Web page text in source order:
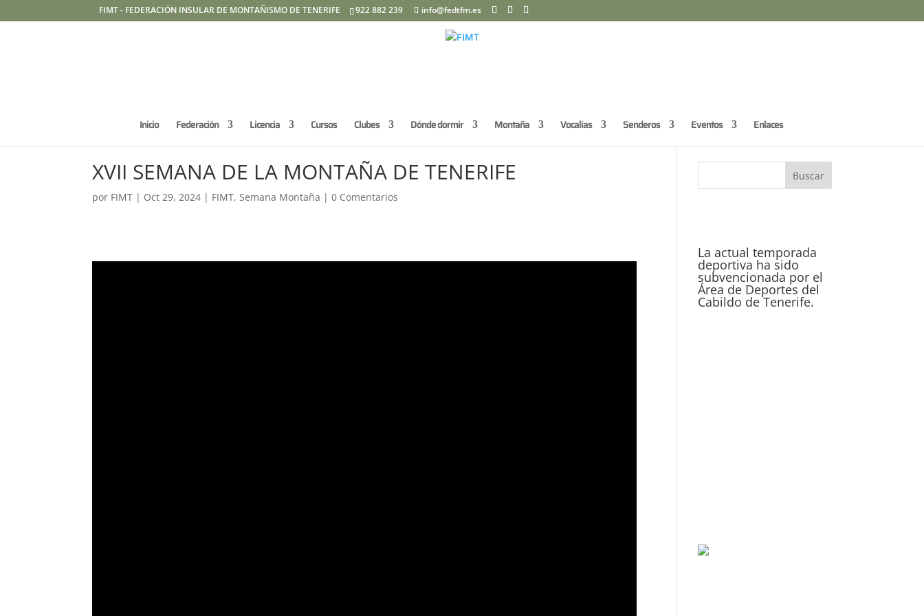
FIMT - FEDERACIÓN INSULAR DE MONTAÑISMO DE TENERIFE 922 882 239 info@fedtfm.es
Inicio Federación Licencia Cursos Clubes Dónde dormir Montaña Vocalías Senderos Eventos Enlaces
XVII SEMANA DE LA MONTAÑA DE TENERIFE
por FIMT | Oct 29, 2024 | FIMT,Semana Montaña |0 Comentarios
La actual temporada
deportiva ha sido
subvencionada por el
Área de Deportes del
Cabildo de Tenerife.